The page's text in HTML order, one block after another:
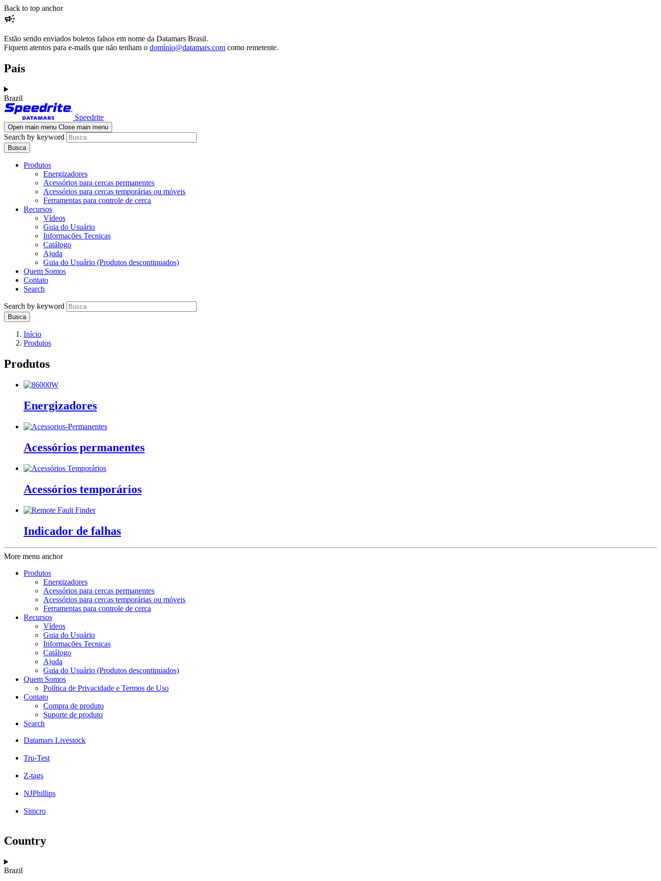
Skip
to
content
Skip
to
Back to top anchor
campaign
Estão sendo enviados boletos falsos em nome da Datamars Brasil.
Fiquem atentos para e-mails que não tenham o domínio@datamars.com como remetente.
País
Brazil
Speedrite
Open main menu Close main menu
Search by keyword
Produtos
Energizadores
Acessórios para cercas permanentes
Acessórios para cercas temporárias ou móveis
Ferramentas para controle de cerca
Recursos
Vídeos
Guia do Usuário
Informações Tecnicas
Catálogo
Ajuda
Guia do Usuário (Produtos descontinuados)
Quem Somos
Contato
Search
Search by keyword
Início
Produtos
Produtos
Energizadores
Acessórios permanentes
Acessórios temporários
Indicador de falhas
More menu anchor
Produtos
Energizadores
Acessórios para cercas permanentes
Acessórios para cercas temporárias ou móveis
Ferramentas para controle de cerca
Recursos
Vídeos
Guia do Usuário
Informações Tecnicas
Catálogo
Ajuda
Guia do Usuário (Produtos descontinuados)
Quem Somos
Política de Privacidade e Termos de Uso
Contato
Compra de produto
Suporte de produto
Search
Datamars Livestock
Tru-Test
Z-tags
NJPhillips
Simcro
Country
Brazil